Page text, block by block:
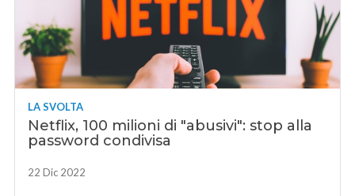
LA SVOLTA
Netflix, 100 milioni di "abusivi": stop alla
password condivisa
22 Dic 2022